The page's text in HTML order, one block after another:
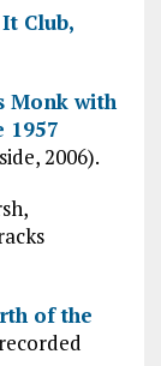
Club,
Monk with
1957
2006).
of the